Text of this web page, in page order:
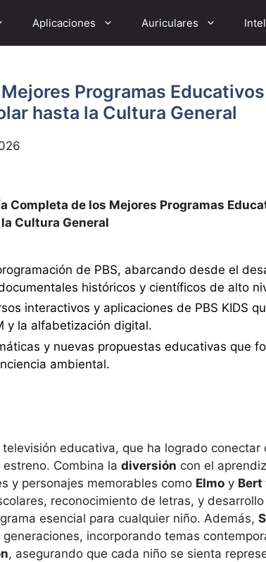
Aplicaciones Auriculares
Programas
hasta la Cultura General
Completa de los Mejores Programas
Cultura General
de PBS, abarcando desde el
históricos y científicos de alto
interactivos y aplicaciones de PBS KIDS
y la alfabetización digital.
y nuevas propuestas educativas que
ambiental.
educativa, que ha logrado conectar
Combina la diversión con el
y personajes memorables como Elmo y Bert
reconocimiento de letras, y desarrollo
esencial para cualquier niño. Además,
incorporando temas
, asegurando que cada niño se sienta